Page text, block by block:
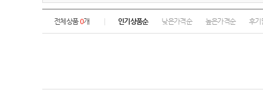
전체상품0개 인기상품순 낮은가격순 높은가격순 후기